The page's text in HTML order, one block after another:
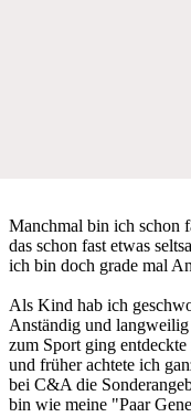
Manchmal bin ich schon
das schon fast etwas
ich bin doch grade mal
Als Kind hab ich
Anständig und
zum Sport ging
und früher achtete ich
bei C&A die
bin wie meine "Paar